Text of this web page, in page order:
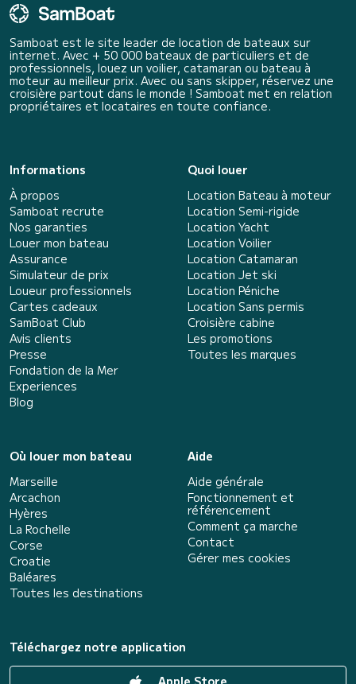
Samboat est le site leader de location de bateaux sur
internet. Avec + 50 000 bateaux de particuliers et de
professionnels, louez un voilier, catamaran ou bateau à
moteur au meilleur prix. Avec ou sans skipper, réservez une
croisière partout dans le monde ! Samboat met en relation
propriétaires et locataires en toute confiance.
Informations
À propos
Samboat recrute
Nos garanties
Louer mon bateau
Assurance
Simulateur de prix
Loueur professionnels
Cartes cadeaux
SamBoat Club
Avis clients
Presse
Fondation de la Mer
Experiences
Blog
Quoi louer
Location Bateau à moteur
Location Semi-rigide
Location Yacht
Location Voilier
Location Catamaran
Location Jet ski
Location Péniche
Location Sans permis
Croisière cabine
Les promotions
Toutes les marques
Où louer mon bateau
Marseille
Arcachon
Hyères
La Rochelle
Corse
Croatie
Baléares
Toutes les destinations
Aide
Aide générale
Fonctionnement et
référencement
Comment ça marche
Contact
Gérer mes cookies
Téléchargez notre application
Apple Store